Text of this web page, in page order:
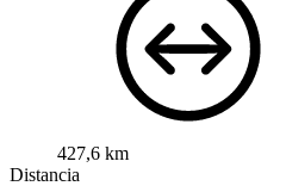
427,6 km
Distancia